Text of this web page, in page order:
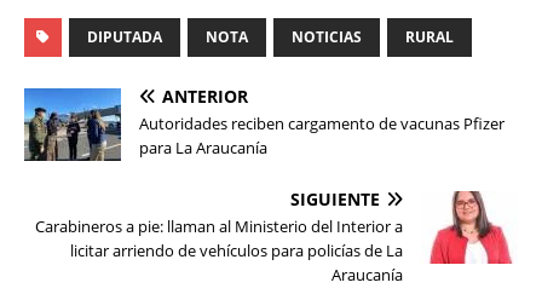
DIPUTADA NOTA NOTICIAS RURAL
ANTERIOR
Autoridades reciben cargamento de vacunas Pfizer
para La Araucanía
SIGUIENTE
Carabineros a pie: llaman al Ministerio del Interior a
licitar arriendo de vehículos para policías de La
Araucanía